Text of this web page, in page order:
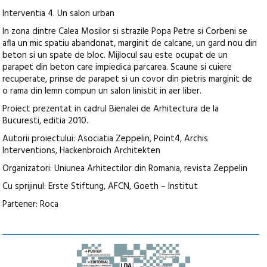
Interventia 4. Un salon urban
In zona dintre Calea Mosilor si strazile Popa Petre si Corbeni se
afla un mic spatiu abandonat, marginit de calcane, un gard nou din
beton si un spate de bloc. Mijlocul sau este ocupat de un
parapet din beton care impiedica parcarea. Scaune si cuiere
recuperate, prinse de parapet si un covor din pietris marginit de
o rama din lemn compun un salon linistit in aer liber.
Proiect prezentat in cadrul Bienalei de Arhitectura de la
Bucuresti, editia 2010.
Autorii proiectului: Asociatia Zeppelin, Point4, Archis
Interventions, Hackenbroich Architekten
Organizatori: Uniunea Arhitectilor din Romania, revista Zeppelin
Cu sprijinul: Erste Stiftung, AFCN, Goeth – Institut
Partener: Roca